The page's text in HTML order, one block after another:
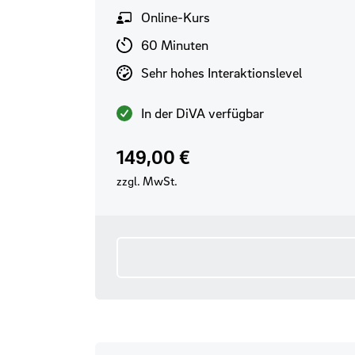
FormatOnline-Kurs
Lernzeit60 Minuten
Interaktionslevel
Sehr hohes Interaktionslevel
Verfügbarkeit
In der DiVA verfügbar
Preis
149,00 €
zzgl. MwSt.